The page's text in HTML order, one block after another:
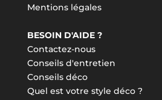
Mentions légales
BESOIN D'AIDE ?
Contactez-nous
Conseils d'entretien
Conseils déco
Quel est votre style déco ?